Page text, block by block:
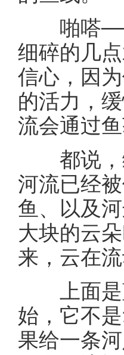
啪嗒──
细碎的几
信心，因
的活力，
流会通过
都说，
河流已经
鱼、以及
大块的云
来，云在
上面是
始，它不
果给一条